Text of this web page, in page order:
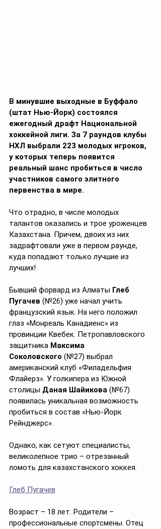
В минувшие выходные в Буффало
(штат Нью-Йорк) состоялся
ежегодный драфт Национальной
хоккейной лиги. За 7 раундов клубы
НХЛ выбрали 223 молодых игроков,
у которых теперь появится
реальный шанс пробиться в число
участников самого элитного
первенства в мире.
Что отрадно, в числе молодых
талантов оказались и трое уроженцев
Казахстана. Причем, двоих из них
задрафтовали уже в первом раунде,
куда попадают только лучшие из
лучших!
Бывший форвард из Алматы Глеб
Пугачев (№26) уже начал учить
французский язык. На него положил
глаз «Монреаль Канадиенс» из
провинции Квебек. Петропавловского
защитника Максима
Соколовского (№27) выбрал
американский клуб «Филадельфия
Флайерз». У голкипера из Южной
столицы Даная Шайикова (№67)
появилась уникальная возможность
пробиться в состав «Нью-Йорк
Рейнджерс».
Однако, как сетуют специалисты,
великолепное трио – отрезанный
ломоть для казахстанского хоккея.
Глеб Пугачев
Возраст – 18 лет. Родители –
профессиональные спортсмены. Отец